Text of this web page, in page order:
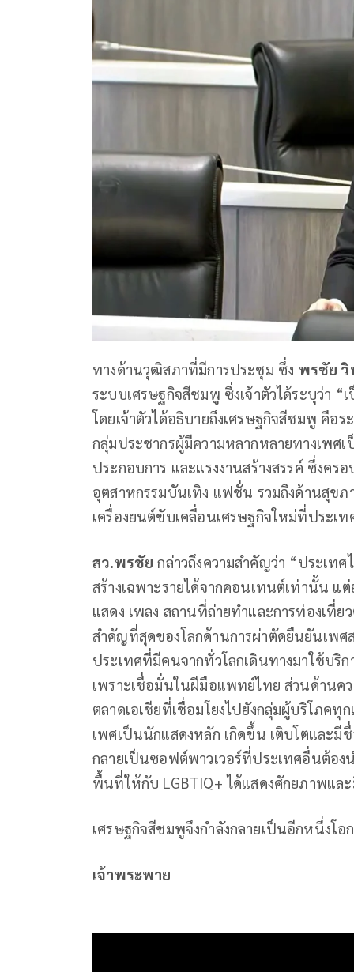
ทางด้านวุฒิสภาที่มีการประชุม ซึ่ง พรชัย
ระบบเศรษฐกิจสีชมพู ซึ่งเจ้าตัวได้ระบุว่า
โดยเจ้าตัวได้อธิบายถึงเศรษฐกิจสีชมพู คือ
กลุ่มประชากรผู้มีความหลากหลายทางเพศ
ประกอบการ และแรงงานสร้างสรรค์ ซึ่งคร
อุตสาหกรรมบันเทิง แฟชั่น รวมถึงด้านสุข
เครื่องยนต์ขับเคลื่อนเศรษฐกิจใหม่ที่ประเ
สว.พรชัย กล่าวถึงความสำคัญว่า “ประเท
สร้างเฉพาะรายได้จากคอนเทนต์เท่านั้น
แสดง เพลง สถานที่ถ่ายทำและการท่องเที่
สำคัญที่สุดของโลกด้านการผ่าตัดยืนยันเพ
ประเทศที่มีคนจากทั่วโลกเดินทางมาใช้บริ
เพราะเชื่อมั่นในฝีมือแพทย์ไทย ส่วนด้านค
ตลาดเอเชียที่เชื่อมโยงไปยังกลุ่มผู้บริโภค
เพศเป็นนักแสดงหลัก เกิดขึ้น เติบโตและมี
กลายเป็นซอฟต์พาวเวอร์ที่ประเทศอื่นต้อง
พื้นที่ให้กับ LGBTIQ+ ได้แสดงศักยภาพแล
เศรษฐกิจสีชมพูจึงกำลังกลายเป็นอีกหนึ่งโ
เจ้าพระพาย